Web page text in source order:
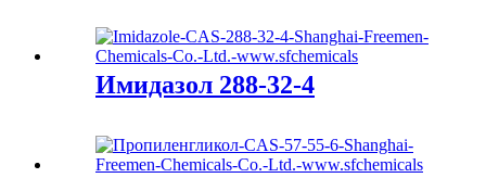
Имидазол 288-32-4